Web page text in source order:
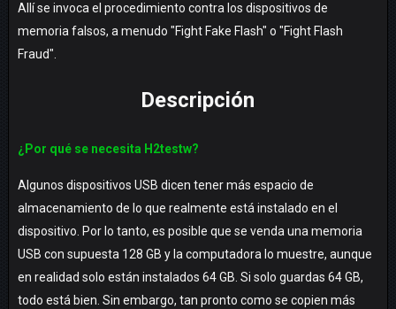
Allí se invoca el procedimiento contra los dispositivos de
memoria falsos, a menudo "Fight Fake Flash" o "Fight Flash
Fraud".
Descripción
¿Por qué se necesita H2testw?
Algunos dispositivos USB dicen tener más espacio de
almacenamiento de lo que realmente está instalado en el
dispositivo. Por lo tanto, es posible que se venda una memoria
USB con supuesta 128 GB y la computadora lo muestre, aunque
en realidad solo están instalados 64 GB. Si solo guardas 64 GB,
todo está bien. Sin embargo, tan pronto como se copien más